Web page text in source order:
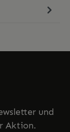
und
Aktion.